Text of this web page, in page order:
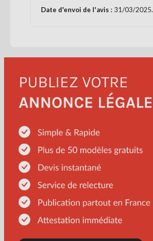
Date d'envoi de l'avis : 31/03/2025.